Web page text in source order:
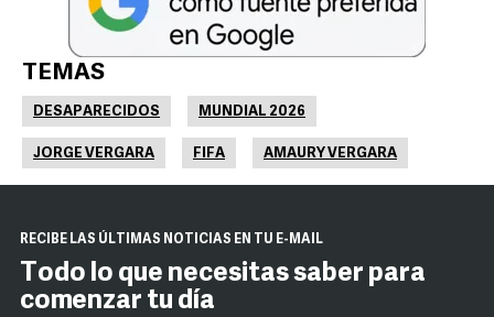
TEMAS
DESAPARECIDOS MUNDIAL 2026
JORGE VERGARA FIFA AMAURY VERGARA
RECIBE LAS ÚLTIMAS NOTICIAS EN TU E-MAIL
Todo lo que necesitas saber para
comenzar tu día